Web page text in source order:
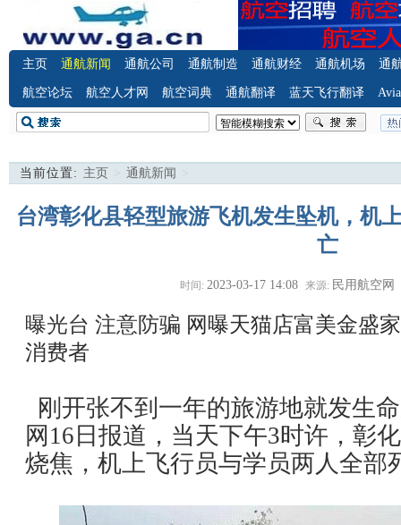
主页 通航新闻 通航公司 通航制造 通航财经 通航机场 通
航空论坛 航空人才网 航空词典 通航翻译 蓝天飞行翻译
当前位置: 主页 > 通航新闻 >
台湾彰化县轻型旅游飞机发生坠机，机
亡
时间: 2023-03-17 14:08 来源: 民用航空网
曝光台 注意防骗 网曝天猫店富美金盛
消费者
刚开张不到一年的旅游地就发生
网16日报道，当天下午3时许，彰
烧焦，机上飞行员与学员两人全部